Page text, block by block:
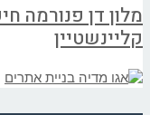
מלון דן פנורמה
קליינשטיין